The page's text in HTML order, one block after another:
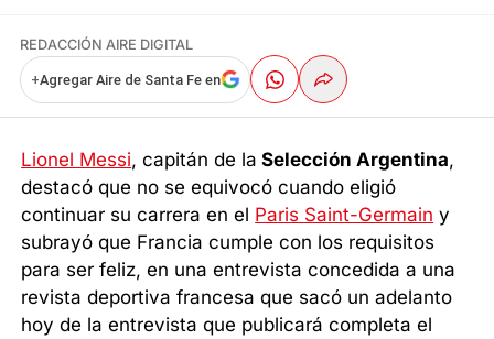
REDACCIÓN AIRE DIGITAL
+Agregar Aire de Santa Fe en
Lionel Messi, capitán de la Selección Argentina,
destacó que no se equivocó cuando eligió
continuar su carrera en el Paris Saint-Germain y
subrayó que Francia cumple con los requisitos
para ser feliz, en una entrevista concedida a una
revista deportiva francesa que sacó un adelanto
hoy de la entrevista que publicará completa el